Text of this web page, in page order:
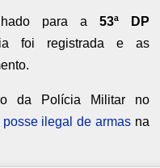
para a 53ª DP
foi registrada e as
da Polícia Militar no
posse ilegal de armasna